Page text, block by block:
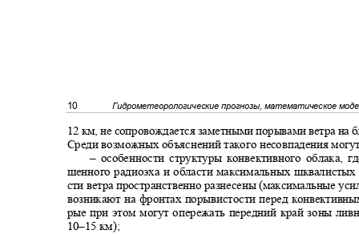
10 Гидрометеорологические прогнозы, математическое
12км, не сопровождается заметными порывами ветра
Среди возможных объяснений такого несовпадения
‒ особенности структуры конвективного облака,
шенного радиоэха и области максимальных
сти ветра пространственно разнесены (максимальные
возникают на фронтах порывистости перед
рые при этом могут опережать передний край зоны
10–15 км);